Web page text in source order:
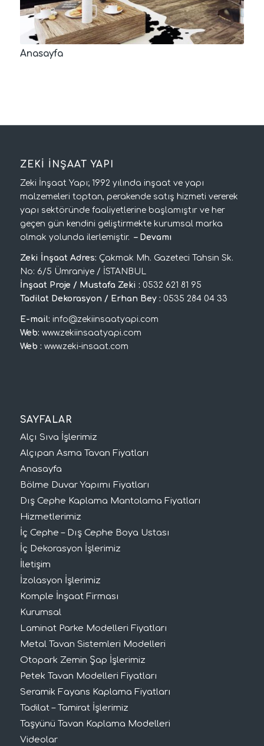
Anasayfa
ZEKİ İNŞAAT YAPI
Zeki İnşaat Yapı; 1992 yılında inşaat ve yapı
malzemeleri toptan, perakende satış hizmeti vererek
yapı sektöründe faaliyetlerine başlamıştır ve her
geçen gün kendini geliştirmekte kurumsal marka
olmak yolunda ilerlemiştir.– Devamı
Zeki İnşaat Adres: Çakmak Mh. Gazeteci Tahsin Sk.
No: 6/5 Ümraniye / İSTANBUL
İnşaat Proje / Mustafa Zeki : 0532 621 81 95
Tadilat Dekorasyon / Erhan Bey : 0535 284 04 33
E-mail: info@zekiinsaatyapi.com
Web: www.zekiinsaatyapi.com
Web : www.zeki-insaat.com
SAYFALAR
Alçı Sıva İşlerimiz
Alçıpan Asma Tavan Fiyatları
Anasayfa
Bölme Duvar Yapımı Fiyatları
Dış Cephe Kaplama Mantolama Fiyatları
Hizmetlerimiz
İç Cephe – Dış Cephe Boya Ustası
İç Dekorasyon İşlerimiz
İletişim
İzolasyon İşlerimiz
Komple İnşaat Firması
Kurumsal
Laminat Parke Modelleri Fiyatları
Metal Tavan Sistemleri Modelleri
Otopark Zemin Şap İşlerimiz
Petek Tavan Modelleri Fiyatları
Seramik Fayans Kaplama Fiyatları
Tadilat – Tamirat İşlerimiz
Taşyünü Tavan Kaplama Modelleri
Videolar